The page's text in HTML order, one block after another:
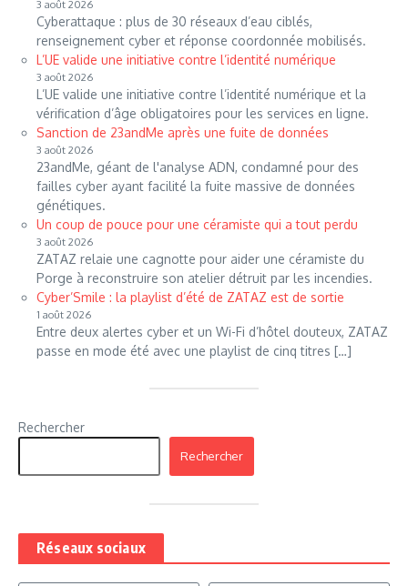
3 août 2026
Cyberattaque : plus de 30 réseaux d’eau ciblés,
renseignement cyber et réponse coordonnée mobilisés.
L’UE valide une initiative contre l’identité numérique
3 août 2026
L’UE valide une initiative contre l’identité numérique et la
vérification d’âge obligatoires pour les services en ligne.
Sanction de 23andMe après une fuite de données
3 août 2026
23andMe, géant de l'analyse ADN, condamné pour des
failles cyber ayant facilité la fuite massive de données
génétiques.
Un coup de pouce pour une céramiste qui a tout perdu
3 août 2026
ZATAZ relaie une cagnotte pour aider une céramiste du
Porge à reconstruire son atelier détruit par les incendies.
Cyber’Smile : la playlist d’été de ZATAZ est de sortie
1 août 2026
Entre deux alertes cyber et un Wi-Fi d’hôtel douteux, ZATAZ
passe en mode été avec une playlist de cinq titres […]
Rechercher
Rechercher
Réseaux sociaux